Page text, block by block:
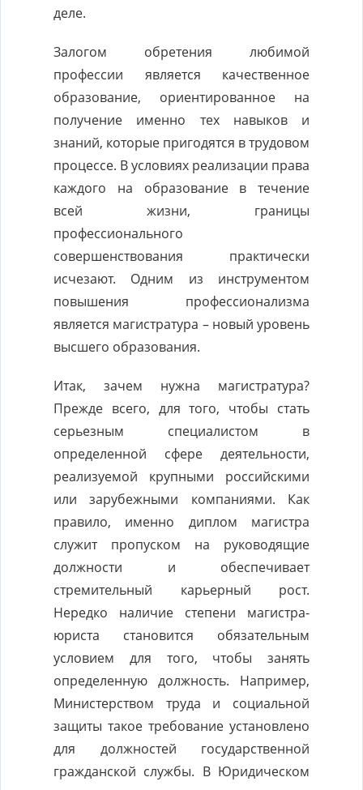
деле.
Залогом обретения любимой
профессии является качественное
образование, ориентированное на
получение именно тех навыков и
знаний, которые пригодятся в трудовом
процессе. В условиях реализации права
каждого на образование в течение
всей жизни, границы
профессионального
совершенствования практически
исчезают. Одним из инструментом
повышения профессионализма
является магистратура – новый уровень
высшего образования.
Итак, зачем нужна магистратура?
Прежде всего, для того, чтобы стать
серьезным специалистом в
определенной сфере деятельности,
реализуемой крупными российскими
или зарубежными компаниями. Как
правило, именно диплом магистра
служит пропуском на руководящие
должности и обеспечивает
стремительный карьерный рост.
Нередко наличие степени магистра-
юриста становится обязательным
условием для того, чтобы занять
определенную должность. Например,
Министерством труда и социальной
защиты такое требование установлено
для должностей государственной
гражданской службы. В Юридическом